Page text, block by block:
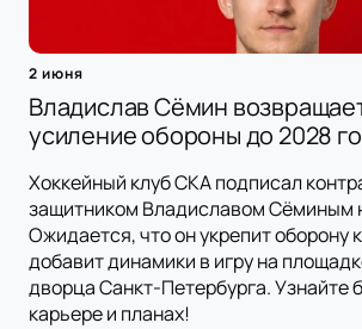
2 июня
Владислав Сёмин
усиление обороны до 2028
Хоккейный клуб СКА подписал
защитником Владиславом Сёминым
Ожидается, что он укрепит оборону
добавит динамики в игру на
дворца Санкт-Петербурга. Узнайте
карьере и планах!